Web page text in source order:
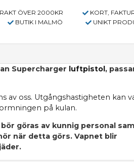
ÖVER 2000KR
KORT,
BUTIK I MALMÖ UNIKT
Supercharger luftpistol,
av oss. Utgångshastigheten kan
på kulan.
göras av kunnig personal
när detta görs. Vapnet blir